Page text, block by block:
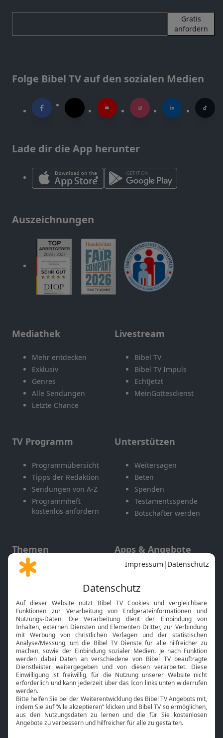
Gratis
anfordern
Folge Bibel TV auf den sozialen Medien
Lade dir die App herunter
Auszeichnungen
Mediathek
Mehr entdecken
Exklusiv
Genres
Alle Sendungen
Letzte Chance
Livestream
Bibel TV
Bibel TV Impuls
EchtJetzt
MeinGottesdienst
TV Programm
Programmübersicht
Tipps der Redaktion
Sendungen von A-Z
Programmheft
kostenlos anfordern
Unterstützen
Weitersagen
Beten
Spenden
Testamentsspende
Botschafter werden
Themen
Gott und Bibel erklärt
Neuigkeiten
Apps & Angebote
Mobile App
Smart TV
HbbTV
Bibelthek Online-Bibel
Nächster Gottesdienst
Bibel TV
Über uns
Jobs
Service
Kontakt
TV-Empfang